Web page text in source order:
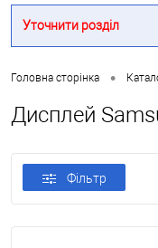
Уточнити розділ
Головна сторінка •
Дисплей
Фільтр